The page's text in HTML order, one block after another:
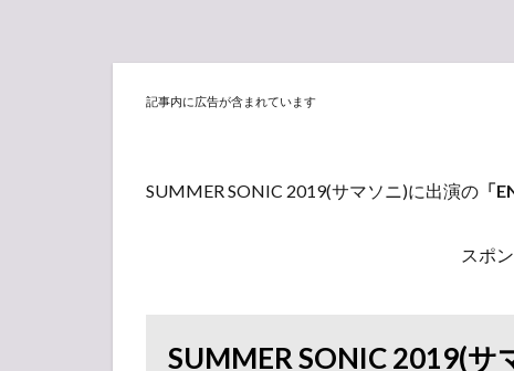
記事内に広告が含まれています
SUMMER SONIC 2019(サマソニ)に出演の 「
スポ
SUMMER SONIC 2019(サ